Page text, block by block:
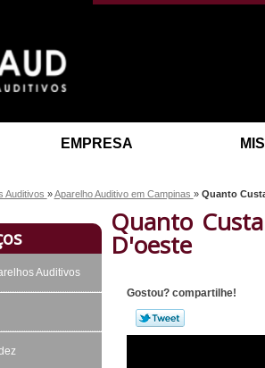
EMPRESA
Auditivos »Aparelho Auditivo em Campinas » Quanto
Auditivos
Quanto
D'oeste
Gostou? compartilhe!